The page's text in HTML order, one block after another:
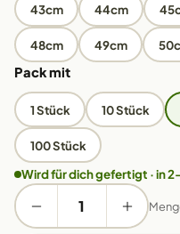
43cm 44cm
48cm 49cm
Pack mit
1 Stück 10 Stück
100 Stück
Wird für dich gefertigt · in